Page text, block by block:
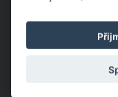
Irenej